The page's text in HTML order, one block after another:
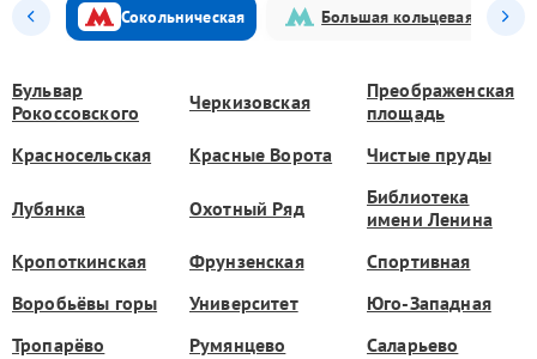
Сокольническая Большая кольцевая
Бульвар
Рокоссовского
Черкизовская
Преображенская
площадь
Красносельская
Красные Ворота Чистые пруды
Лубянка Охотный Ряд
Библиотека
имени Ленина
Кропоткинская
Фрунзенская
Спортивная
Воробьёвы горы
Университет
Юго-Западная
Тропарёво
Румянцево
Саларьево